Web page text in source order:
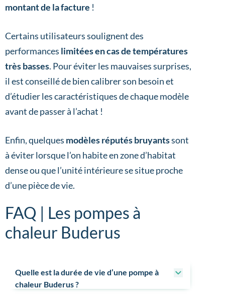
montant de la facture !
Certains utilisateurs soulignent des
performances limitées en cas de températures
très basses. Pour éviter les mauvaises surprises,
il est conseillé de bien calibrer son besoin et
d’étudier les caractéristiques de chaque modèle
avant de passer à l’achat !
Enfin, quelques modèles réputés bruyantssont
à éviter lorsque l’on habite en zone d’habitat
dense ou que l’unité intérieure se situe proche
d’une pièce de vie.
FAQ | Les pompes à
chaleur Buderus
Quelle est la durée de vie d’une pompe à
chaleur Buderus ?